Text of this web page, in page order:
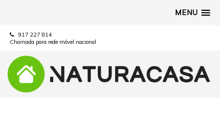
MENU
917 227 814
Chamada para rede móvel nacional